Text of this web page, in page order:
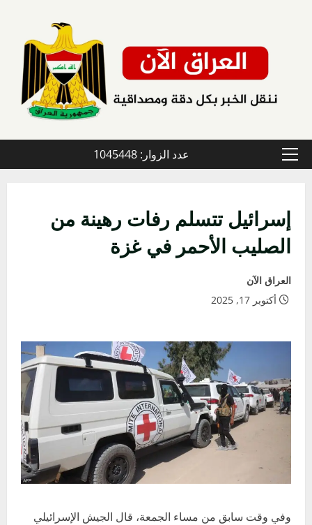
القائمة
عدد الزوار: 1045448
إسرائيل تتسلم رفات رهينة من
الصليب الأحمر في غزة
العراق الآن
أكتوبر 17, 2025
وفي وقت سابق من مساء الجمعة، قال الجيش الإسرائيلي